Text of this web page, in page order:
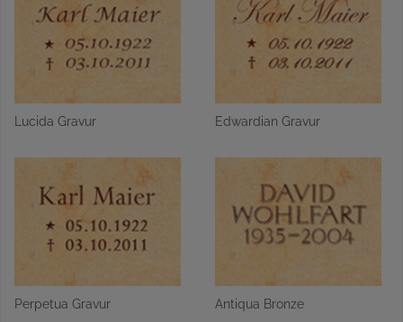
Lucida Gravur Edwardian Gravur
Perpetua Gravur Antiqua Bronze